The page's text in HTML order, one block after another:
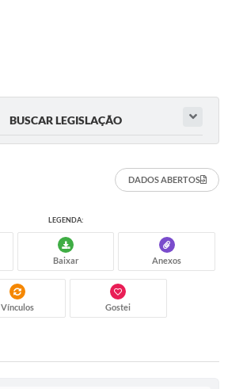
BUSCAR LEGISLAÇÃO
DADOS ABERTOS
LEGENDA:
Baixar Anexos
Vínculos Gostei